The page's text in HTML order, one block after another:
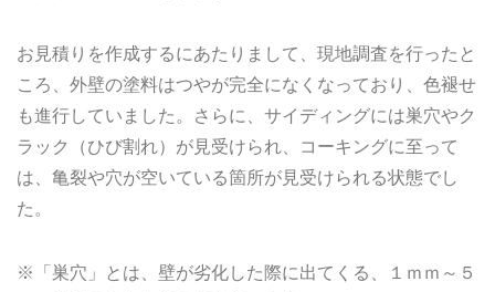
お見積りを作成するにあたりまして、現地調査を行ったと
ころ、外壁の塗料はつやが完全になくなっており、色褪せ
も進行していました。さらに、サイディングには巣穴やク
ラック（ひび割れ）が見受けられ、コーキングに至って
は、亀裂や穴が空いている箇所が見受けられる状態でし
た。
※「巣穴」とは、壁が劣化した際に出てくる、１ｍｍ～５